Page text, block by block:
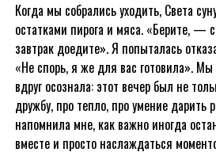
Когда мы собрались уходить, Света
остатками пирога и мяса. «Берите, —
завтрак доедите». Я попыталась
«Не спорь, я же для вас готовила».
вдруг осознала: этот вечер был не
дружбу, про тепло, про умение дарить
напомнила мне, как важно иногда
вместе и просто наслаждаться